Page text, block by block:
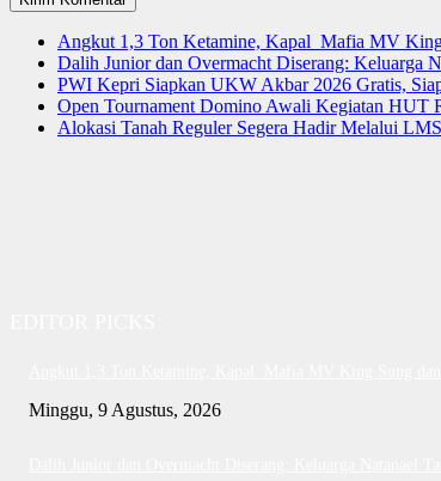
Angkut 1,3 Ton Ketamine, Kapal Mafia MV
Dalih Junior dan Overmacht Diserang: Keluarga
PWI Kepri Siapkan UKW Akbar 2026 Gratis,
Open Tournament Domino Awali Kegiatan HUT
Alokasi Tanah Reguler Segera Hadir Melalui LMS
Minggu, 9 Agustus, 2026